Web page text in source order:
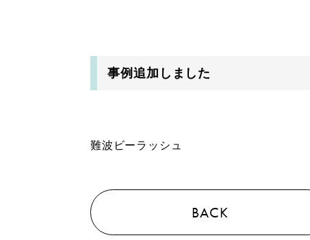
事例追加しました
難波ビーラッシュ
BACK